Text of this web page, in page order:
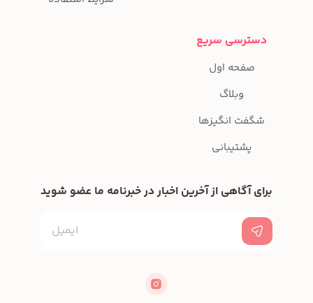
دسترسی سریع
صفحه اول
وبلاگ
شگفت انگیزها
پشتیبانی
برای آگاهی از آخرین اخبار در خبرنامه ما عضو شوید